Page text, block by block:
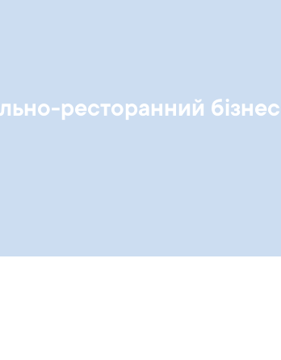
ресторанний бізнес